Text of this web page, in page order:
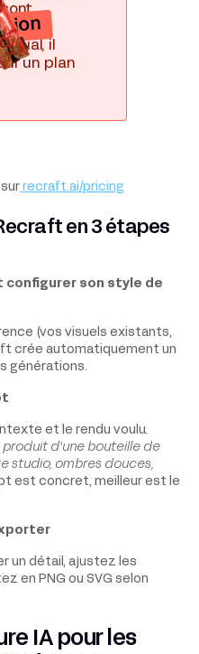
un
il
un plan
recraft.ai/pricing
en 3 étapes
configurer son style de
(vos visuels existants,
crée automatiquement un
générations.
et le rendu voulu.
produit d'une bouteille de
studio, ombres douces,
est concret, meilleur est le
un détail, ajustez les
en PNG ou SVG selon
IA pour les